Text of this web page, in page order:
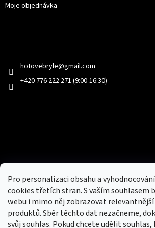
Pro personalizaci obsahu a
cookies třetích stran. S vaším souhlasem
webu i mimo něj zobrazovat relevantnější
produktů. Sběr těchto dat nezačneme,
svůj souhlas. Pokud chcete udělit
Moje objednávka
hotovebryle@gmail.com
+420 776 222 271 (9:00-16:30)